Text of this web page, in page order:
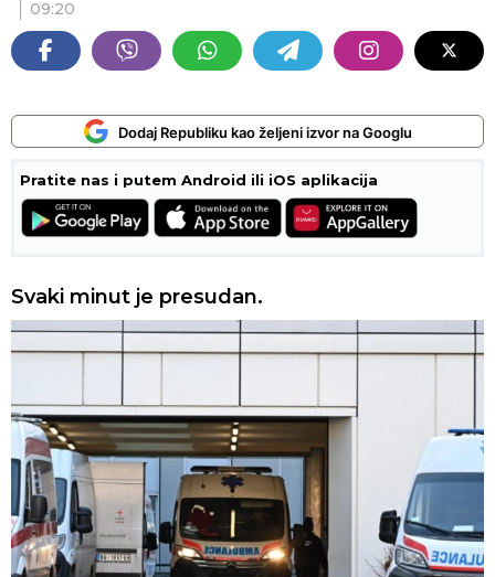
09:20
Dodaj Republiku kao željeni izvor na Googlu
Pratite nas i putem Android ili iOS aplikacija
Svaki minut je presudan.